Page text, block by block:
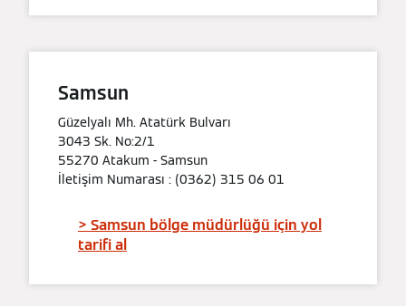
Samsun
Güzelyalı Mh. Atatürk Bulvarı
3043 Sk. No:2/1
55270 Atakum - Samsun
İletişim Numarası : (0362) 315 06 01
> Samsun bölge müdürlüğü için yol
tarifi al